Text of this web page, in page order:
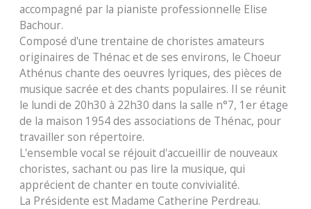
accompagné par la pianiste professionnelle Elise
Bachour.
Composé d'une trentaine de choristes amateurs
originaires de Thénac et de ses environs, le Choeur
Athénus chante des oeuvres lyriques, des pièces de
musique sacrée et des chants populaires. Il se réunit
le lundi de 20h30 à 22h30 dans la salle n°7, 1er étage
de la maison 1954 des associations de Thénac, pour
travailler son répertoire.
L'ensemble vocal se réjouit d'accueillir de nouveaux
choristes, sachant ou pas lire la musique, qui
apprécient de chanter en toute convivialité.
La Présidente est Madame Catherine Perdreau.